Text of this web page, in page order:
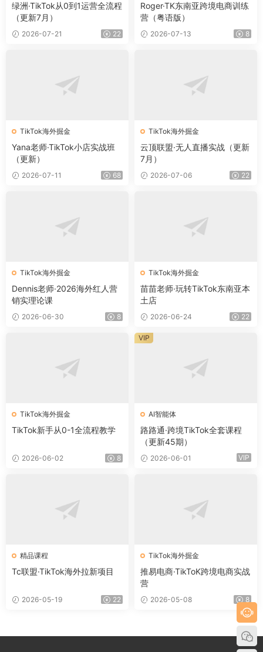
绿洲·TikTok从0到1运营全流程
（更新7月）
2026-07-21 22
Roger·TK东南亚跨境电商训练
营（粤语版）
2026-07-13 8
TikTok海外掘金
Yana老师·TikTok小店实战班
（更新）
2026-07-11 68
TikTok海外掘金
云顶联盟·无人直播实战（更新
7月）
2026-07-06 22
TikTok海外掘金
Dennis老师·2026海外红人营
销实理论课
2026-06-30 8
TikTok海外掘金
苗苗老师·玩转TikTok东南亚本
土店
2026-06-24 22
TikTok海外掘金
TikTok新手从0-1全流程教学
2026-06-02 8
AI智能体
路路通·跨境TikTok全套课程
（更新45期）
2026-06-01 VIP
VIP
精品课程
Tc联盟·TikTok海外拉新项目
2026-05-19 22
TikTok海外掘金
推易电商·TikToK跨境电商实战
营
2026-05-08 8